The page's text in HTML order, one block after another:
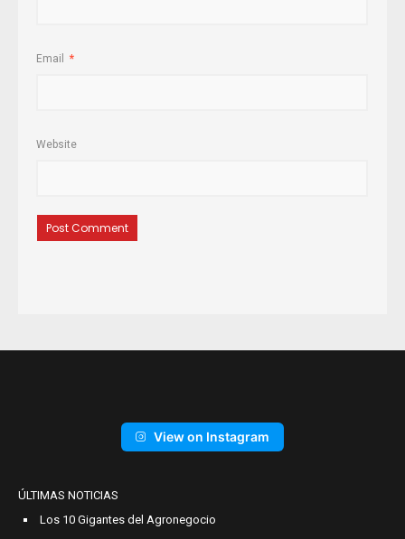
Email *
Website
View on Instagram
ÚLTIMAS NOTICIAS
Los 10 Gigantes del Agronegocio